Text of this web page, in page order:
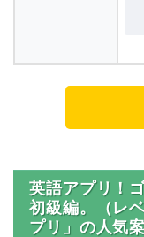
英語アプリ！
初級編。（レ
プリ」の人気